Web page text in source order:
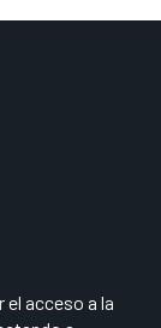
acceso a la